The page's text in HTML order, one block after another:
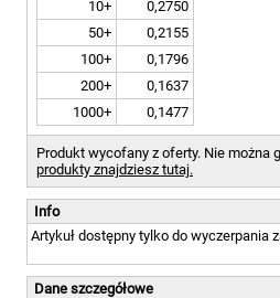
10+
0,2750
50+
0,2155
100+
0,1796
200+
0,1637
1000+
0,1477
Produkt wycofany z oferty. Nie można
produkty znajdziesz tutaj.
Info
Artykuł dostępny tylko do wyczerpania
Dane szczegółowe